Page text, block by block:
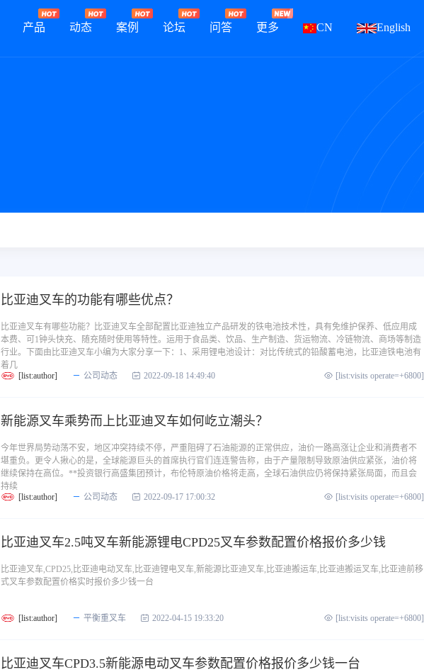
产品 动态 案例 论坛 问答 更多 CN English
比亚迪叉车的功能有哪些优点？
比亚迪叉车有哪些功能？比亚迪叉车全部配置比亚迪独立产品研发的铁电池技术性，具有免维护保养、低应用成
本费、可1钟头快充、随充随时使用等特性。运用于食品类、饮品、生产制造、货运物流、冷链物流、商场等制造
行业。下面由比亚迪叉车小编为大家分享一下：1、采用锂电池设计：对比传统式的铅酸蓄电池，比亚迪铁电池有
着几
[list:author]
公司动态 2022-09-18 14:49:40 [list:visits operate=+6800]
新能源叉车乘势而上比亚迪叉车如何屹立潮头？
今年世界局势动荡不安，地区冲突持续不停，严重阻碍了石油能源的正常供应，油价一路高涨让企业和消费者不
堪重负。更令人揪心的是，全球能源巨头的首席执行官们连连警告称，由于产量限制导致原油供应紧张，油价将
继续保持在高位。**投资银行高盛集团预计，布伦特原油价格将走高，全球石油供应仍将保持紧张局面，而且会
持续
[list:author]
公司动态 2022-09-17 17:00:32 [list:visits operate=+6800]
比亚迪叉车2.5吨叉车新能源锂电CPD25叉车参数配置价格报价多少钱
比亚迪叉车,CPD25,比亚迪电动叉车,比亚迪锂电叉车,新能源比亚迪叉车,比亚迪搬运车,比亚迪搬运叉车,比亚迪前移
式叉车参数配置价格实时报价多少钱一台
[list:author] 平衡重叉车 2022-04-15 19:33:20 [list:visits operate=+6800]
比亚迪叉车CPD3.5新能源电动叉车参数配置价格报价多少钱一台